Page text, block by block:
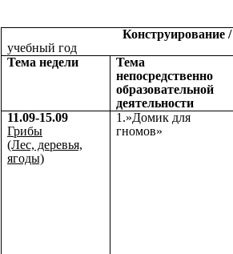
Конструирование /
учебный год
Тема недели
Тема
непосредственно
образовательной
деятельности
11.09-15.09
Грибы
(Лес, деревья,
ягоды)
1.»Домик для
гномов»